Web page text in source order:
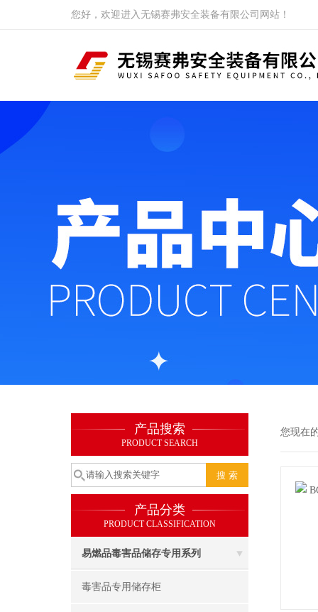
您好，欢迎进入无锡赛弗安全装备有限公司网站！
产品搜索
PRODUCT SEARCH
产品分类
PRODUCT CLASSIFICATION
易燃品毒害品储存专用系列
毒害品专用储存柜
您现在